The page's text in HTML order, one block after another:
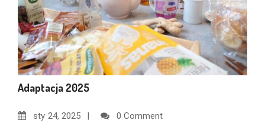
Adaptacja 2025
sty 24, 2025
0 Comment